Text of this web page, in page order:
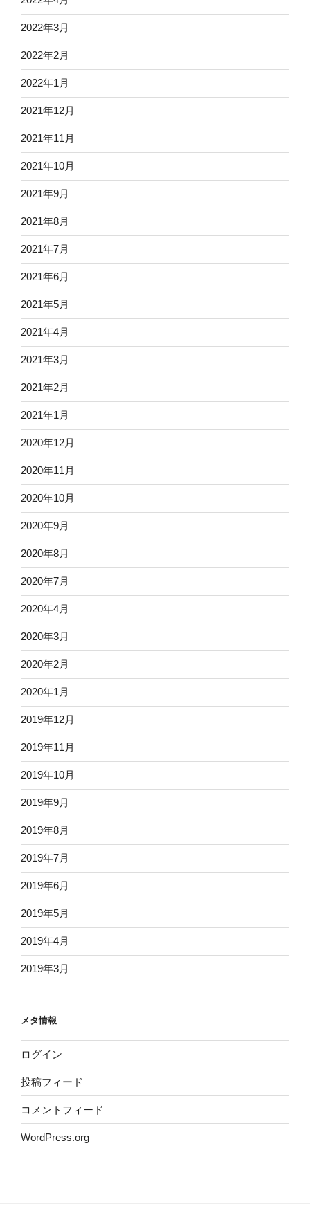
2022年3月
2022年2月
2022年1月
2021年12月
2021年11月
2021年10月
2021年9月
2021年8月
2021年7月
2021年6月
2021年5月
2021年4月
2021年3月
2021年2月
2021年1月
2020年12月
2020年11月
2020年10月
2020年9月
2020年8月
2020年7月
2020年4月
2020年3月
2020年2月
2020年1月
2019年12月
2019年11月
2019年10月
2019年9月
2019年8月
2019年7月
2019年6月
2019年5月
2019年4月
2019年3月
メタ情報
ログイン
投稿フィード
コメントフィード
WordPress.org